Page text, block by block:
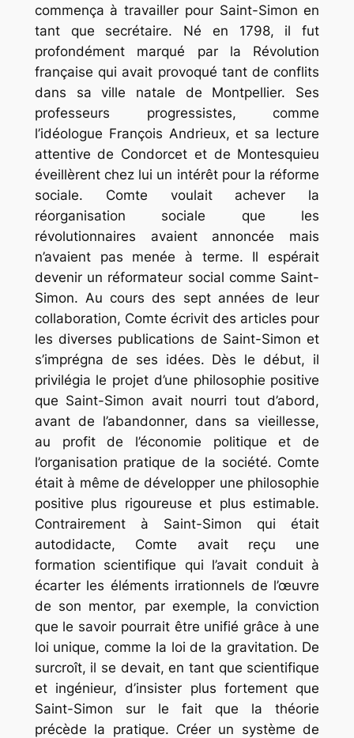
commença à travailler pour Saint-Simon en
tant que secrétaire. Né en 1798, il fut
profondément marqué par la Révolution
française qui avait provoqué tant de conflits
dans sa ville natale de Montpellier. Ses
professeurs progressistes, comme
l’idéologue François Andrieux, et sa lecture
attentive de Condorcet et de Montesquieu
éveillèrent chez lui un intérêt pour la réforme
sociale. Comte voulait achever la
réorganisation sociale que les
révolutionnaires avaient annoncée mais
n’avaient pas menée à terme. Il espérait
devenir un réformateur social comme Saint-
Simon. Au cours des sept années de leur
collaboration, Comte écrivit des articles pour
les diverses publications de Saint-Simon et
s’imprégna de ses idées. Dès le début, il
privilégia le projet d’une philosophie positive
que Saint-Simon avait nourri tout d’abord,
avant de l’abandonner, dans sa vieillesse,
au profit de l’économie politique et de
l’organisation pratique de la société. Comte
était à même de développer une philosophie
positive plus rigoureuse et plus estimable.
Contrairement à Saint-Simon qui était
autodidacte, Comte avait reçu une
formation scientifique qui l’avait conduit à
écarter les éléments irrationnels de l’œuvre
de son mentor, par exemple, la conviction
que le savoir pourrait être unifié grâce à une
loi unique, comme la loi de la gravitation. De
surcroît, il se devait, en tant que scientifique
et ingénieur, d’insister plus fortement que
Saint-Simon sur le fait que la théorie
précède la pratique. Créer un système de